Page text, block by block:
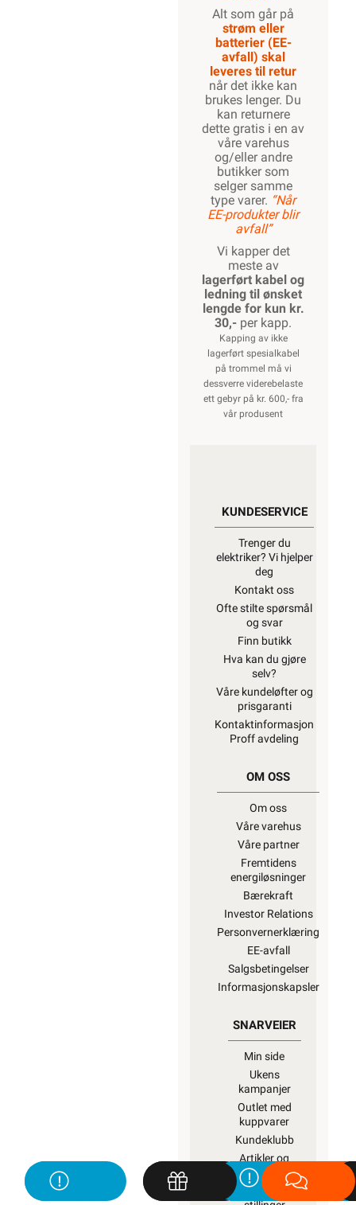
Alt som går på
strøm eller
batterier (EE-
avfall) skal
leveres til retur
når det ikke kan
brukes lenger. Du
kan returnere
dette gratis i en av
våre varehus
og/eller andre
butikker som
selger samme
type varer. “Når
EE-produkter blir
avfall”
Vi kapper det
meste av
lagerført kabel og
ledning til ønsket
lengde for kun kr.
30,- per kapp.
Kapping av ikke
lagerført spesialkabel
på trommel må vi
dessverre viderebelaste
ett gebyr på kr. 600,- fra
vår produsent
KUNDESERVICE
Trenger du
elektriker? Vi hjelper
deg
Kontakt oss
Ofte stilte spørsmål
og svar
Finn butikk
Hva kan du gjøre
selv?
Våre kundeløfter og
prisgaranti
Kontaktinformasjon
Proff avdeling
OM OSS
Om oss
Våre varehus
Våre partner
Fremtidens
energiløsninger
Bærekraft
Investor Relations
Personvernerklæring
EE-avfall
Salgsbetingelser
Informasjonskapsler
SNARVEIER
Min side
Ukens
kampanjer
Outlet med
kuppvarer
Kundeklubb
Artikler og
guider
Ledige